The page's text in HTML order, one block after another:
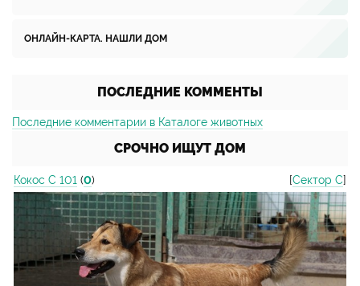
ОНЛАЙН-КАРТА. НАШЛИ ДОМ
ПОСЛЕДНИЕ КОММЕНТЫ
Последние комментарии в Каталоге животных
СРОЧНО ИЩУТ ДОМ
Кокос С 101 (0) [Сектор С]